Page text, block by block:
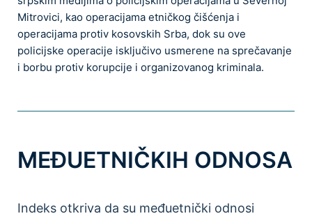
Mitrovici, kao operacijama etničkog čišćenja i
operacijama protiv kosovskih Srba, dok su ove
policijske operacije isključivo usmerene na sprečavanje
i borbu protiv korupcije i organizovanog kriminala.
MEĐUETNIČKIH ODNOSA
Indeks otkriva da su međuetnički odnosi